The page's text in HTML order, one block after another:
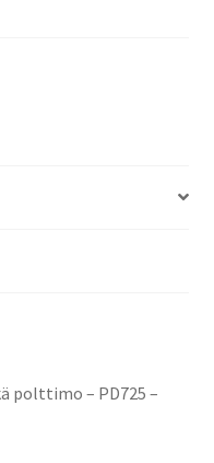
polttimo – PD725 –